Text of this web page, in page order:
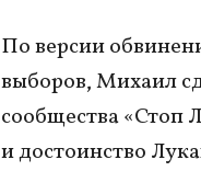
По версии
выборов, Михаил
сообщества «Стоп
и достоинство